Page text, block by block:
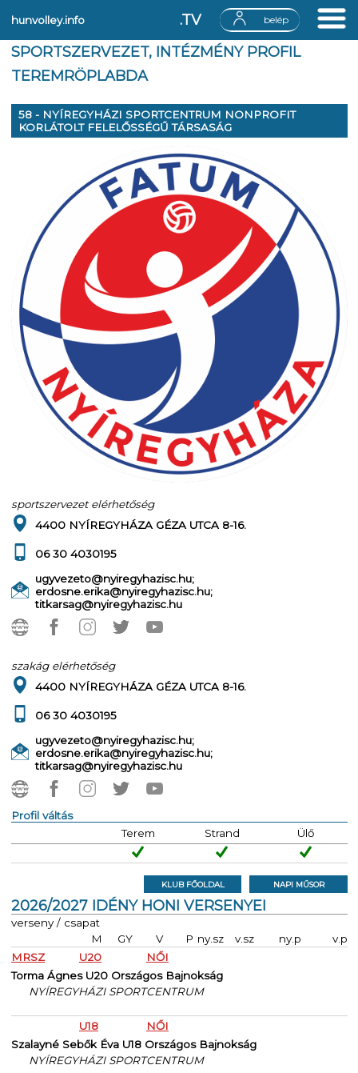
hunvolley.info .TV belép
SPORTSZERVEZET, INTÉZMÉNY PROFIL
TEREMRÖPLABDA
58 - NYÍREGYHÁZI SPORTCENTRUM NONPROFIT
KORLÁTOLT FELELŐSSÉGŰ TÁRSASÁG
sportszervezet elérhetőség
4400 NYÍREGYHÁZA GÉZA UTCA 8-16.
06 30 4030195
ugyvezeto@nyiregyhazisc.hu;
erdosne.erika@nyiregyhazisc.hu;
titkarsag@nyiregyhazisc.hu
szakág elérhetőség
4400 NYÍREGYHÁZA GÉZA UTCA 8-16.
06 30 4030195
ugyvezeto@nyiregyhazisc.hu;
erdosne.erika@nyiregyhazisc.hu;
titkarsag@nyiregyhazisc.hu
Profil váltás
Terem
Strand Ülő
KLUB FŐOLDAL NAPI MŰSOR
2026/2027 IDÉNY HONI VERSENYEI
verseny / csapat
M
GY V P ny.sz v.sz ny.p
v.p
MRSZ
U20
NŐI
Torma Ágnes U20 Országos Bajnokság
NYÍREGYHÁZI SPORTCENTRUM
U18
NŐI
Szalayné Sebők Éva U18 Országos Bajnokság
NYÍREGYHÁZI SPORTCENTRUM